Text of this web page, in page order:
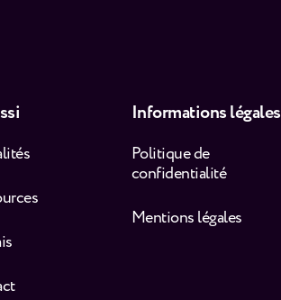
Informations légales
Politique de
confidentialité
Mentions légales